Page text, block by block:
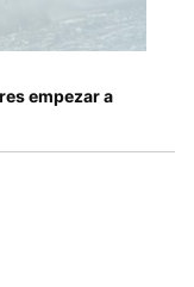
empezar a